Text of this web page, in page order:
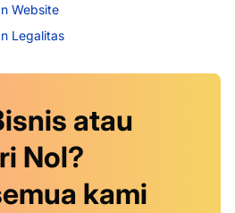
Website
Legalitas
atau
Nol?
kami